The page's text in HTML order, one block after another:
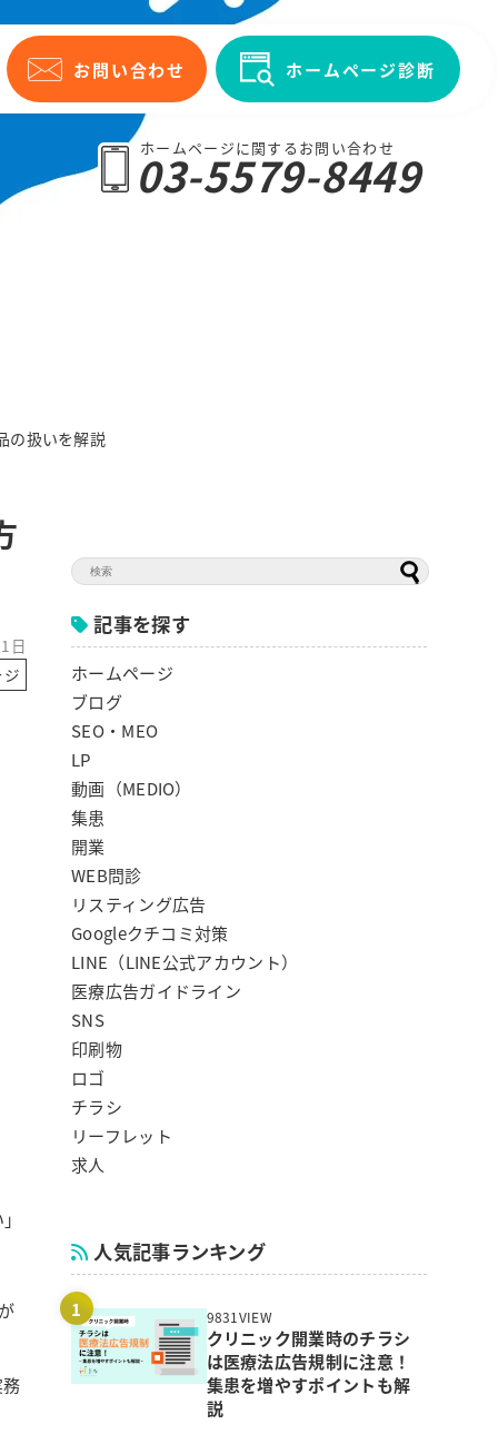
お問い合わせ ホームページ診断
ホームページに関するお問い合わせ
03-5579-8449
の扱いを解説
日
記事を探す
ホームページ
ブログ
SEO・MEO
LP
動画（MEDIO）
集患
開業
WEB問診
リスティング広告
Googleクチコミ対策
LINE（LINE公式アカウント）
医療広告ガイドライン
SNS
印刷物
ロゴ
チラシ
リーフレット
求人
人気記事ランキング
9831VIEW
クリニック開業時のチラシ
は医療法広告規制に注意！
集患を増やすポイントも解
説